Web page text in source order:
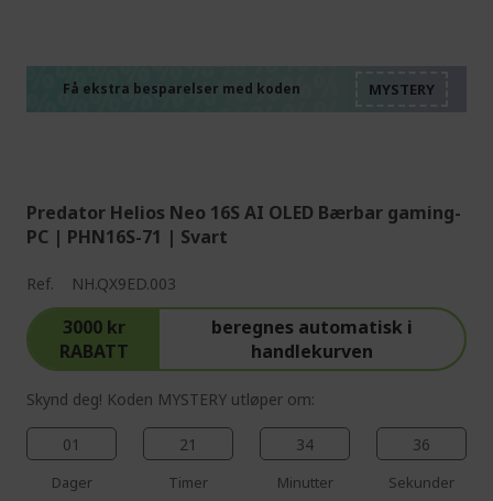
Få ekstra besparelser med koden
Predator Helios Neo 16S AI OLED Bærbar gaming-
PC | PHN16S-71 | Svart
Ref. NH.QX9ED.003
3000 kr
RABATT
beregnes automatisk i
handlekurven
Skynd deg! Koden MYSTERY utløper om:
01
Dager
21
Timer
34
Minutter
35
Sekunder